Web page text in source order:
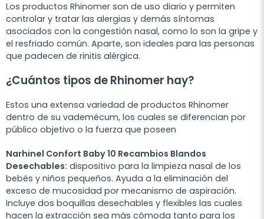
Los productos Rhinomer son de uso diario y permiten
controlar y tratar las alergias y demás síntomas
asociados con la congestión nasal, como lo son la gripe y
el resfriado común. Aparte, son ideales para las personas
que padecen de rinitis alérgica.
¿Cuántos tipos de Rhinomer hay?
Estos una extensa variedad de productos Rhinomer
dentro de su vademécum, los cuales se diferencian por
público objetivo o la fuerza que poseen
Narhinel Confort Baby 10 Recambios Blandos
Desechables: dispositivo para la limpieza nasal de los
bebés y niños pequeños. Ayuda a la eliminación del
exceso de mucosidad por mecanismo de aspiración.
Incluye dos boquillas desechables y flexibles las cuales
hacen la extracción sea más cómoda tanto para los